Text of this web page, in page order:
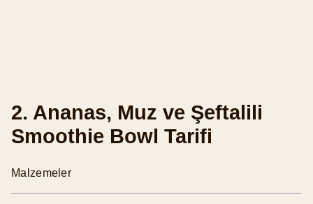
2. Ananas, Muz ve Şeftalili
Smoothie Bowl Tarifi
Malzemeler